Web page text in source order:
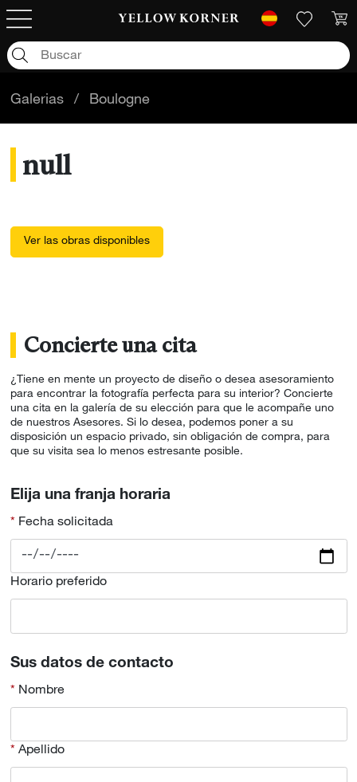
Galerias / Boulogne
null
Ver las obras disponibles
Concierte una cita
¿Tiene en mente un proyecto de diseño o desea asesoramiento
para encontrar la fotografía perfecta para su interior? Concierte
una cita en la galería de su elección para que le acompañe uno
de nuestros Asesores. Si lo desea, podemos poner a su
disposición un espacio privado, sin obligación de compra, para
que su visita sea lo menos estresante posible.
Elija una franja horaria
Fecha solicitada
Horario preferido
Sus datos de contacto
Nombre
Apellido